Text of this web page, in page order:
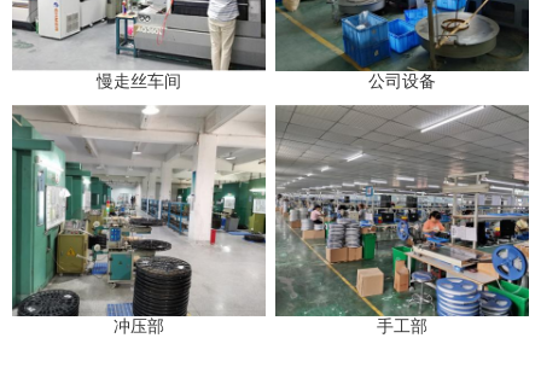
慢走丝车间 公司设备
冲压部 手工部